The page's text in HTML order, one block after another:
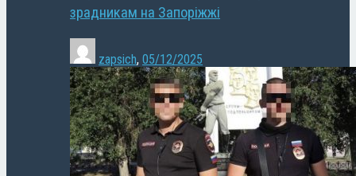
зрадникам на Запоріжжі
zapsich, 05/12/2025